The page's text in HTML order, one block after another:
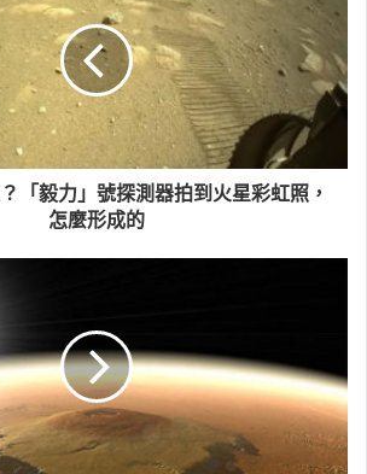
「毅力」號探測器拍到火星彩虹照，
怎麼形成的